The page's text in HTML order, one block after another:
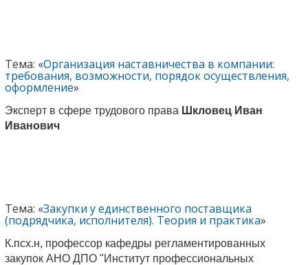
Тема: «Организация наставничества в компании:
требования, возможности, порядок осуществления,
оформление»
Эксперт в сфере трудового права Шкловец Иван
Иванович
Тема: «Закупки у единственного поставщика
(подрядчика, исполнителя). Теория и практика»
К.псх.н, профессор кафедры регламентированных
закупок АНО ДПО "Институт профессиональных